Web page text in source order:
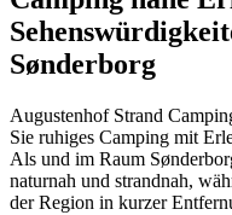
Sønderborg
Augustenhof Strand
Sie ruhiges Camping mit
Als und im Raum
naturnah und strandnah,
der Region in kurzer